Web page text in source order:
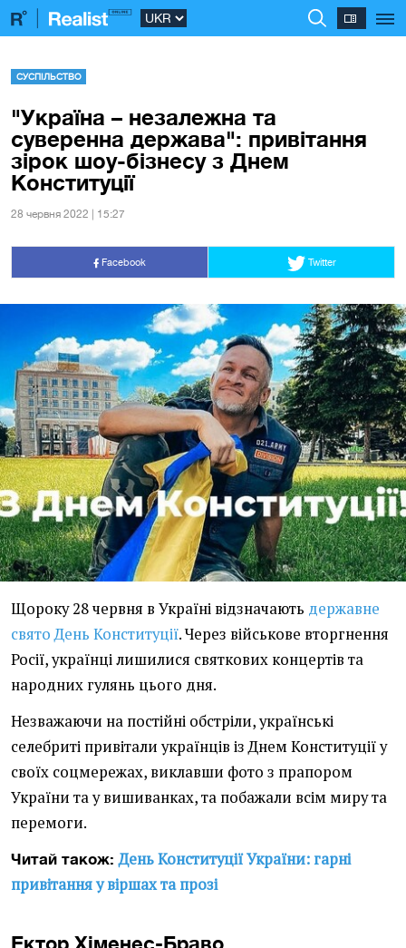
СУСПІЛЬСТВО
"Україна – незалежна та
суверенна держава": привітання
зірок шоу-бізнесу з Днем
Конституції
28 червня 2022 | 15:27
Facebook Twitter
Щороку 28 червня в Україні відзначають державне
свято День Конституції. Через військове вторгнення
Росії, українці лишилися святкових концертів та
народних гулянь цього дня.
Незважаючи на постійні обстріли, українські
селебриті привітали українців із Днем Конституції у
своїх соцмережах, виклавши фото з прапором
України та у вишиванках, та побажали всім миру та
перемоги.
Читай також:День Конституції України: гарні
привітання у віршах та прозі